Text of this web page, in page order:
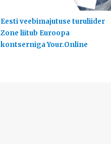
Eesti veebimajutuse turuliider
Zone liitub Euroopa
kontserniga Your.Online